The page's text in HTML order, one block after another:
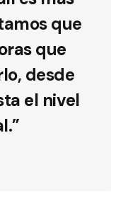
que
que
desde
el nivel